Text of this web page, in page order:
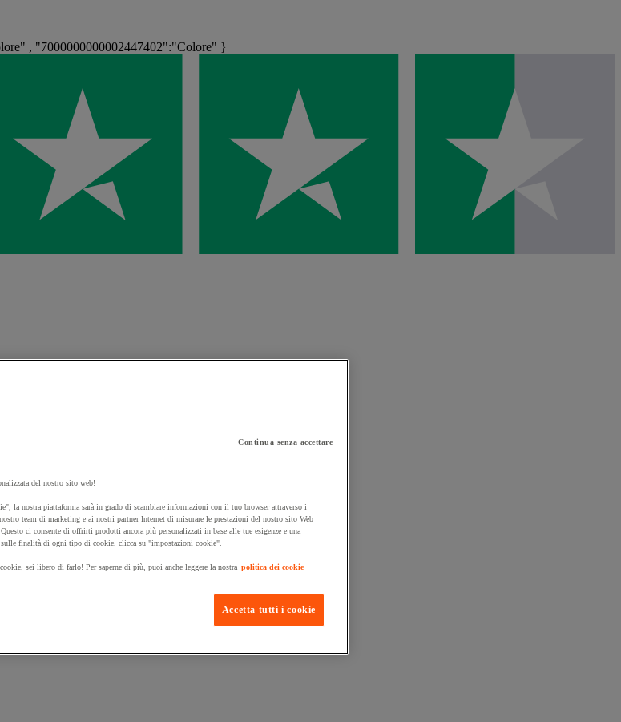
, "7000000000002447402":"Colore" }
Manutan Expert
Prodotti in pronta consegna
Continua senza accettare
del nostro sito web!
la nostra piattaforma sarà in grado di scambiare informazioni con il tuo browser attraverso i
team di marketing e ai nostri partner Internet di misurare le prestazioni del nostro sito Web
ci consente di offrirti prodotti ancora più personalizzati in base alle tue esigenze e una
finalità di ogni tipo di cookie, clicca su "impostazioni cookie".
sei libero di farlo! Per saperne di più, puoi anche leggere la nostra politica dei cookie
Accetta tutti i cookie